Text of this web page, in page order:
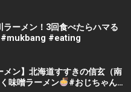
ラーメン！3回食べたらハマる
#eating
メン】北海道すすきの信玄（南
味噌ラーメン
#おじちゃん